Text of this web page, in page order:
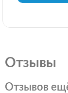
Отзывы
Отзывов